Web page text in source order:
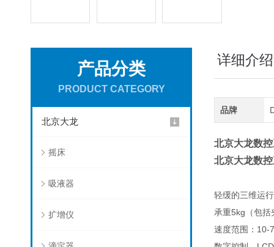
产品分类
PRODUCT CATEGORY
北京大龙
摇床
吸液器
扩增仪
详细介绍
品牌
北京大龙数
北京大龙数
轻缓的三维运
承重5kg（包括
速度范围：10-